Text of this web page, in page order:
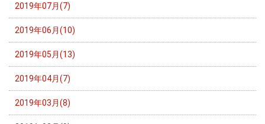
2019年07月(7)
2019年06月(10)
2019年05月(13)
2019年04月(7)
2019年03月(8)